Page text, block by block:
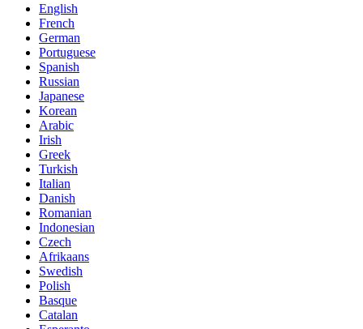
English
French
German
Portuguese
Spanish
Russian
Japanese
Korean
Arabic
Irish
Greek
Turkish
Italian
Danish
Romanian
Indonesian
Czech
Afrikaans
Swedish
Polish
Basque
Catalan